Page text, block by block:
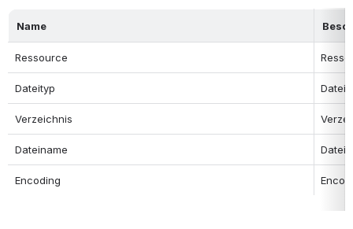
Name
Ressource
Dateityp
Verzeichnis
Dateiname
Encoding